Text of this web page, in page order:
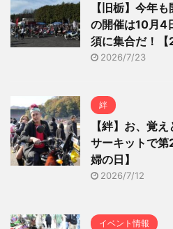
【旧栃】今年
の開催は10月4
須に集合だ！【
2026/7/23
絆
【絆】お、覚
サーキットで
婦の日】
2026/7/12
イベント情報